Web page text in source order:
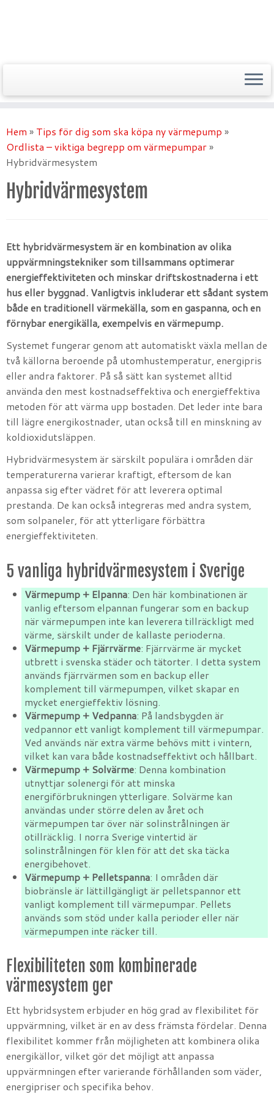
Hem » Tips för dig som ska köpa ny värmepump »
Ordlista – viktiga begrepp om värmepumpar»
Hybridvärmesystem
Hybridvärmesystem
Ett hybridvärmesystem är en kombination av olika
uppvärmningstekniker som tillsammans optimerar
energieffektiviteten och minskar driftskostnaderna i ett
hus eller byggnad. Vanligtvis inkluderar ett sådant system
både en traditionell värmekälla, som en gaspanna, och en
förnybar energikälla, exempelvis en värmepump.
Systemet fungerar genom att automatiskt växla mellan de
två källorna beroende på utomhustemperatur, energipris
eller andra faktorer. På så sätt kan systemet alltid
använda den mest kostnadseffektiva och energieffektiva
metoden för att värma upp bostaden. Det leder inte bara
till lägre energikostnader, utan också till en minskning av
koldioxidutsläppen.
Hybridvärmesystem är särskilt populära i områden där
temperaturerna varierar kraftigt, eftersom de kan
anpassa sig efter vädret för att leverera optimal
prestanda. De kan också integreras med andra system,
som solpaneler, för att ytterligare förbättra
energieffektiviteten.
5 vanliga hybridvärmesystem i Sverige
Värmepump + Elpanna: Den här kombinationen är
vanlig eftersom elpannan fungerar som en backup
när värmepumpen inte kan leverera tillräckligt med
värme, särskilt under de kallaste perioderna.
Värmepump + Fjärrvärme: Fjärrvärme är mycket
utbrett i svenska städer och tätorter. I detta system
används fjärrvärmen som en backup eller
komplement till värmepumpen, vilket skapar en
mycket energieffektiv lösning.
Värmepump + Vedpanna: På landsbygden är
vedpannor ett vanligt komplement till värmepumpar.
Ved används när extra värme behövs mitt i vintern,
vilket kan vara både kostnadseffektivt och hållbart.
Värmepump + Solvärme: Denna kombination
utnyttjar solenergi för att minska
energiförbrukningen ytterligare. Solvärme kan
användas under större delen av året och
värmepumpen tar över när solinstrålningen är
otillräcklig. I norra Sverige vintertid är
solinstrålningen för klen för att det ska täcka
energibehovet.
Värmepump + Pelletspanna: I områden där
biobränsle är lättillgängligt är pelletspannor ett
vanligt komplement till värmepumpar. Pellets
används som stöd under kalla perioder eller när
värmepumpen inte räcker till.
Flexibiliteten som kombinerade
värmesystem ger
Ett hybridsystem erbjuder en hög grad av flexibilitet för
uppvärmning, vilket är en av dess främsta fördelar. Denna
flexibilitet kommer från möjligheten att kombinera olika
energikällor, vilket gör det möjligt att anpassa
uppvärmningen efter varierande förhållanden som väder,
energipriser och specifika behov.